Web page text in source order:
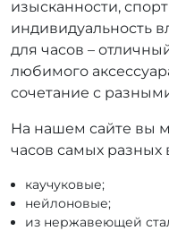
изысканности,
индивидуальность
для часов –
любимого
сочетание с
На нашем сайте вы
часов самых разных
каучуковые;
нейлоновые;
из нержавеющей